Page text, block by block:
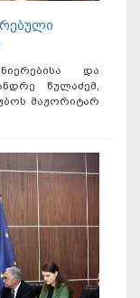
და
წულაძემ,
მაჟორიტარ